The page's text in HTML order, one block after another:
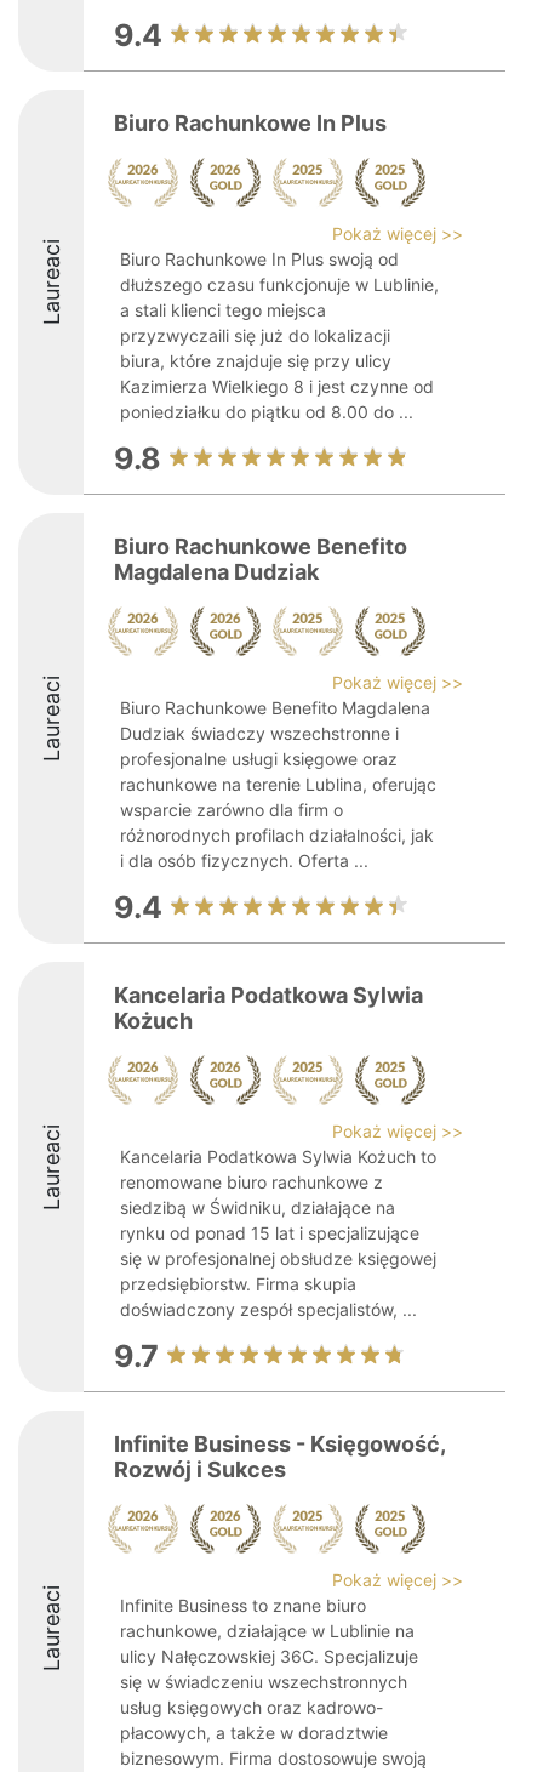
9.4
Laureaci
Biuro Rachunkowe In Plus
Pokaż więcej >>
Biuro Rachunkowe In Plus swoją od
dłuższego czasu funkcjonuje w Lublinie,
a stali klienci tego miejsca
przyzwyczaili się już do lokalizacji
biura, które znajduje się przy ulicy
Kazimierza Wielkiego 8 i jest czynne od
poniedziałku do piątku od 8.00 do ...
9.8
Laureaci
Biuro Rachunkowe Benefito
Magdalena Dudziak
Pokaż więcej >>
Biuro Rachunkowe Benefito Magdalena
Dudziak świadczy wszechstronne i
profesjonalne usługi księgowe oraz
rachunkowe na terenie Lublina, oferując
wsparcie zarówno dla firm o
różnorodnych profilach działalności, jak
i dla osób fizycznych. Oferta ...
9.4
Laureaci
Kancelaria Podatkowa Sylwia
Kożuch
Pokaż więcej >>
Kancelaria Podatkowa Sylwia Kożuch to
renomowane biuro rachunkowe z
siedzibą w Świdniku, działające na
rynku od ponad 15 lat i specjalizujące
się w profesjonalnej obsłudze księgowej
przedsiębiorstw. Firma skupia
doświadczony zespół specjalistów, ...
9.7
Laureaci
Infinite Business - Księgowość,
Rozwój i Sukces
Pokaż więcej >>
Infinite Business to znane biuro
rachunkowe, działające w Lublinie na
ulicy Nałęczowskiej 36C. Specjalizuje
się w świadczeniu wszechstronnych
usług księgowych oraz kadrowo-
płacowych, a także w doradztwie
biznesowym. Firma dostosowuje swoją